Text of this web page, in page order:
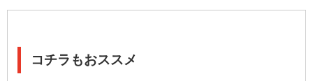
コチラもおススメ